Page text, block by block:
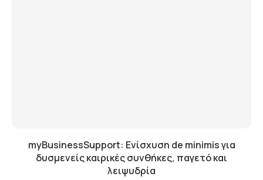
myBusinessSupport: Ενίσχυση de minimis για
δυσμενείς καιρικές συνθήκες, παγετό και
λειψυδρία